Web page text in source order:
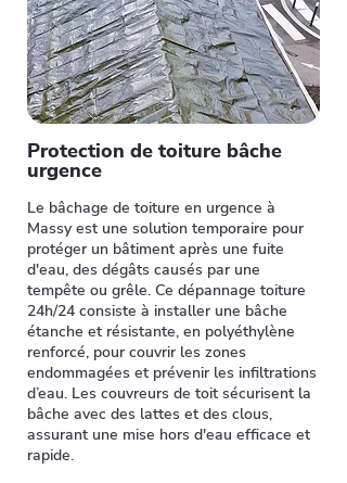
Protection de toiture bâche
urgence
Le bâchage de toiture en urgence à
Massy est une solution temporaire pour
protéger un bâtiment après une fuite
d'eau, des dégâts causés par une
tempête ou grêle. Ce dépannage toiture
24h/24 consiste à installer une bâche
étanche et résistante, en polyéthylène
renforcé, pour couvrir les zones
endommagées et prévenir les infiltrations
d’eau. Les couvreurs de toit sécurisent la
bâche avec des lattes et des clous,
assurant une mise hors d'eau efficace et
rapide.